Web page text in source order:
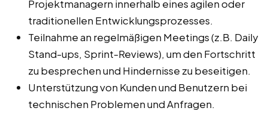
Projektmanagern innerhalb eines agilen oder
traditionellen Entwicklungsprozesses.
Teilnahme an regelmäßigen Meetings (z.B. Daily
Stand-ups, Sprint-Reviews), um den Fortschritt
zu besprechen und Hindernisse zu beseitigen.
Unterstützung von Kunden und Benutzern bei
technischen Problemen und Anfragen.